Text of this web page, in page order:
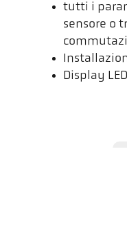
tutti i
sensore o
Display